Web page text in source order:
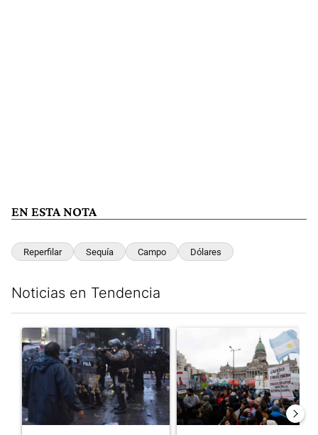
EN ESTA NOTA
Reperfilar Sequía Campo Dólares
Noticias en Tendencia
Un artículo de tendencia con el título "La tensión frente al
Un artículo de tendencia